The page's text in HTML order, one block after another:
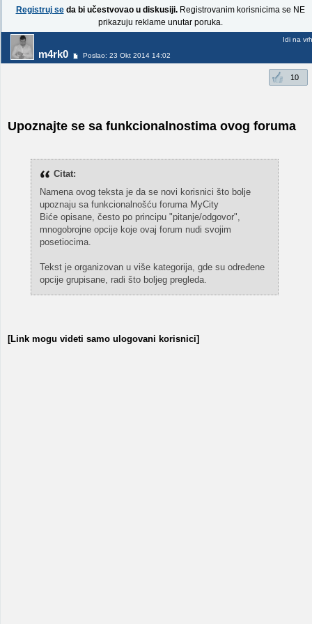
Registruj seda bi učestvovao u diskusiji.Registrovanim korisnicima se NE
prikazuju reklame unutar poruka.
m4rk0 Poslao: 23 Okt 2014 14:02
Idi na vrh
10
Upoznajte se sa funkcionalnostima ovog foruma
Citat:
Namena ovog teksta je da se novi korisnici što bolje
upoznaju sa funkcionalnošću foruma MyCity
Biće opisane, često po principu "pitanje/odgovor",
mnogobrojne opcije koje ovaj forum nudi svojim
posetiocima.
Tekst je organizovan u više kategorija, gde su određene
opcije grupisane, radi što boljeg pregleda.
[Link mogu videti samo ulogovani korisnici]